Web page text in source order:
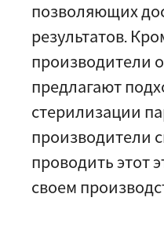
позволяющих
результатов.
производители
предлагают
стерилизации
производители
проводить этот
своем